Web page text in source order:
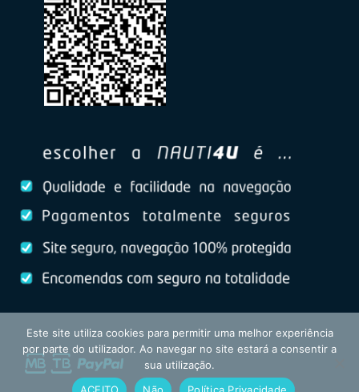
Este site utiliza cookies para permitir uma melhor experiência
por parte do utilizador. Ao navegar no site estará a consentir a
sua utilização.
ACEITO
Não Política Privacidade